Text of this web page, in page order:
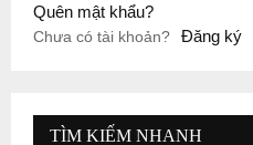
Quên mật khẩu?
Chưa có tài khoản? Đăng ký
TÌM KIẾM NHANH